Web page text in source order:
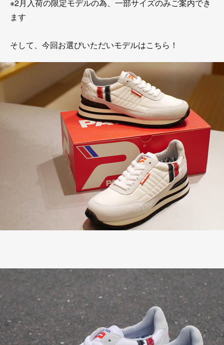
※2月入荷の限定モデルの為、一部サイズのみご案内でき
ます
そして、今回お選びいただいモデルはこちら！